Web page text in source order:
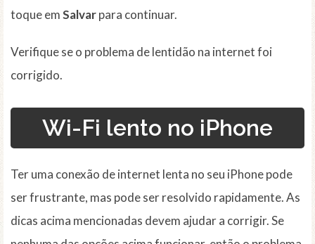
toque emSalvarpara continuar.
Verifique se o problema de lentidão na internet foi
corrigido.
Wi-Fi lento no iPhone
Ter uma conexão de internet lenta no seu iPhone pode
ser frustrante, mas pode ser resolvido rapidamente. As
dicas acima mencionadas devem ajudar a corrigir. Se